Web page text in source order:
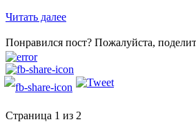
Читать далее
Понравился пост? Пожалуйста,
Страница 1 из 2